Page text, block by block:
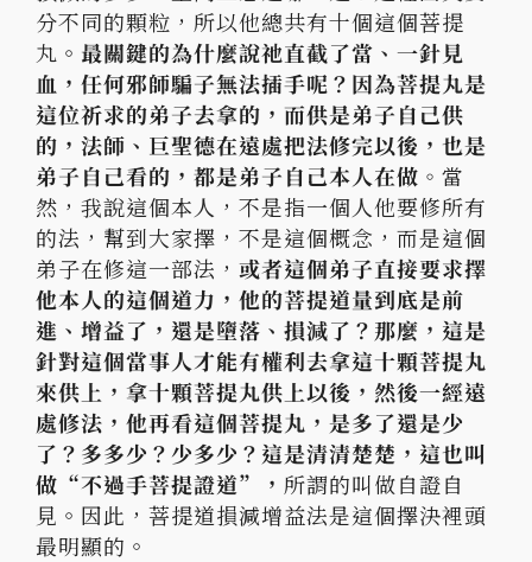
分不同的顆粒，所以他總共有十個這個菩提
丸。 最關鍵的為什麼說祂直截了當、一針見
血，任何邪師騙子無法插手呢？ 因為菩提丸是
這位祈求的弟子去拿的，而供是弟子自己供
的，法師、 巨聖德在遠處把法修完以後，也是
弟子自己看的， 都是弟子自己本人在做。 當
然，我說這個本人， 不是指一個人他要修所有
的法，幫到大家擇，不是這個概念， 而是這個
弟子在修這一部法， 或者這個弟子直接要求擇
他本人的這個道力，他的菩提道量到底是前
進、增益了，還是墮落、損減了？ 那麼，這是
針對這個當事人才能有權利去拿這十顆菩提丸
來供上， 拿十顆菩提丸供上以後，然後一經遠
處修法，他再看這個菩提丸， 是多了還是少
了？多多少？少多少？這是清清楚楚，這也叫
做“不過手菩提證道”， 所謂的叫做自證自
見。因此， 菩提道損減增益法是這個擇決裡頭
最明顯的。